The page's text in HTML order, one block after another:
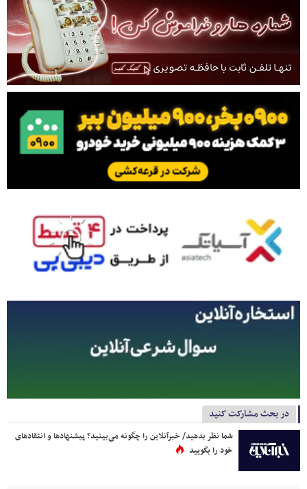
در بحث مشارکت کنید
شما نظر بدهید/ خبرآنلاین را چگونه می‌بینید؟ پیشنهادها و انتقادهای
خود را بگویید